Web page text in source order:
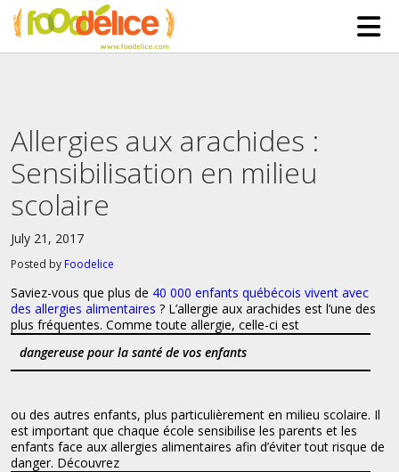
SERVICES
PARTNERSHIPS
Allergies aux arachides :
Sensibilisation en milieu
scolaire
July 21, 2017
Posted by Foodelice
Saviez-vous que plus de 40 000 enfants québécois vivent avec
des allergies alimentaires ? L’allergie aux arachides est l’une des
plus fréquentes. Comme toute allergie, celle-ci est
dangereuse pour la santé de vos enfants
ou des autres enfants, plus particulièrement en milieu scolaire. Il
est important que chaque école sensibilise les parents et les
enfants face aux allergies alimentaires afin d’éviter tout risque de
danger. Découvrez